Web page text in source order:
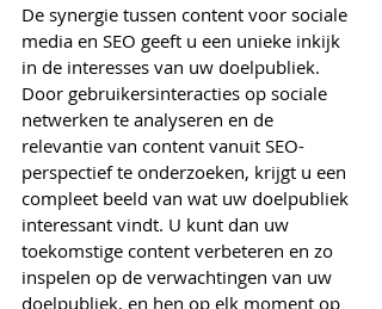
De synergie tussen content voor sociale
media en SEO geeft u een unieke inkijk
in de interesses van uw doelpubliek.
Door gebruikersinteracties op sociale
netwerken te analyseren en de
relevantie van content vanuit SEO-
perspectief te onderzoeken, krijgt u een
compleet beeld van wat uw doelpubliek
interessant vindt. U kunt dan uw
toekomstige content verbeteren en zo
inspelen op de verwachtingen van uw
doelpubliek, en hen op elk moment op